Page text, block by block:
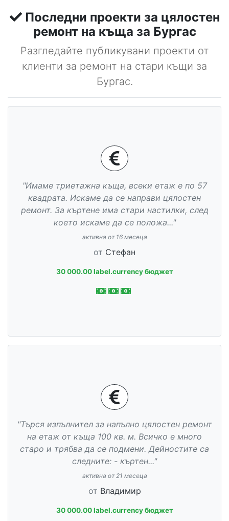
Последни проекти за цялостен
ремонт на къща за Бургас
Разгледайте публикувани проекти от
клиенти за ремонт на стари къщи за
Бургас.
"Имаме триетажна къща, всеки етаж е по 57
квадрата. Искаме да се направи цялостен
ремонт. За къртене има стари настилки, след
което искаме да се положа..."
активна от 16 месеца
от Стефан
30 000.00 label.currency бюджет
"Търся изпълнител за напълно цялостен ремонт
на етаж от къща 100 кв. м. Всичко е много
старо и трябва да се подмени. Дейностите са
следните: - къртен..."
активна от 21 месеца
от Владимир
30 000.00 label.currency бюджет